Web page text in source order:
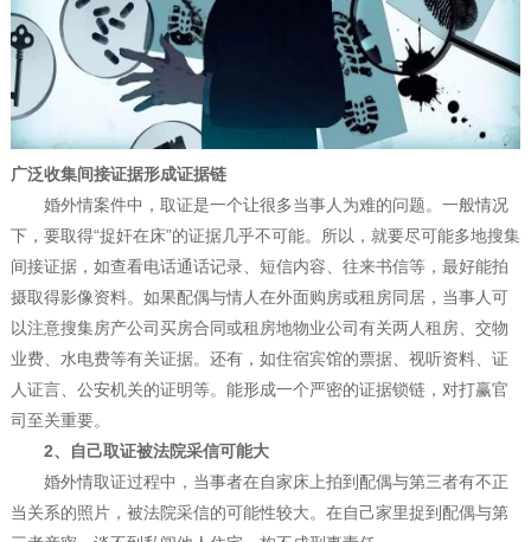
广泛收集间接证据形成证据链
婚外情案件中，取证是一个让很多当事人为难的问题。一般情况
下，要取得“捉奸在床”的证据几乎不可能。所以，就要尽可能多地搜集
间接证据，如查看电话通话记录、短信内容、往来书信等，最好能拍
摄取得影像资料。如果配偶与情人在外面购房或租房同居，当事人可
以注意搜集房产公司买房合同或租房地物业公司有关两人租房、交物
业费、水电费等有关证据。还有，如住宿宾馆的票据、视听资料、证
人证言、公安机关的证明等。能形成一个严密的证据锁链，对打赢官
司至关重要。
2、自己取证被法院采信可能大
婚外情取证过程中，当事者在自家床上拍到配偶与第三者有不正
当关系的照片，被法院采信的可能性较大。在自己家里捉到配偶与第